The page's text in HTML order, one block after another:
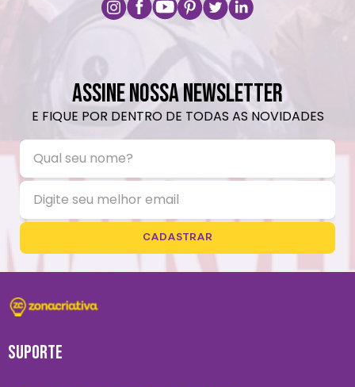
ASSINE NOSSA NEWSLETTER
E FIQUE POR DENTRO DE TODAS AS NOVIDADES
CADASTRAR
SUPORTE